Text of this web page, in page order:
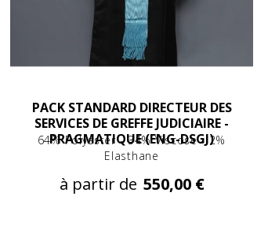
PACK STANDARD DIRECTEUR DES
SERVICES DE GREFFE JUDICIAIRE -
PRAGMATIQUE (ENG-DSGJ)
64% Polyester - 34% Viscose - 2%
Elasthane
à partir de 550,00 €